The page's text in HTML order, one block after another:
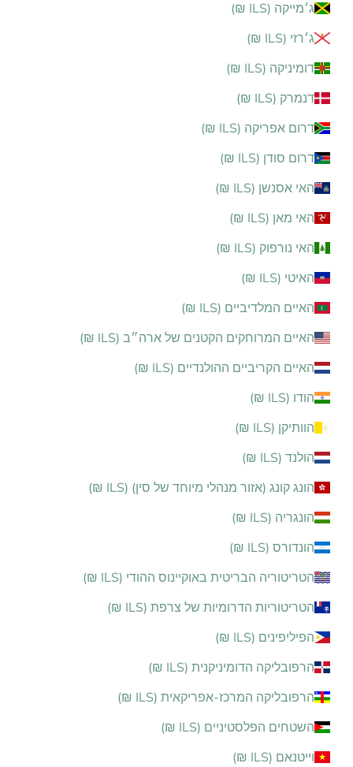
ג׳מייקה (ILS ₪)
ג׳רזי (ILS ₪)
דומיניקה (ILS ₪)
דנמרק (ILS ₪)
דרום אפריקה (ILS ₪)
דרום סודן (ILS ₪)
האי אסנשן (ILS ₪)
האי מאן (ILS ₪)
האי נורפוק (ILS ₪)
האיטי (ILS ₪)
האיים המלדיביים (ILS ₪)
האיים המרוחקים הקטנים של ארה״ב (ILS ₪)
האיים הקריביים ההולנדיים (ILS ₪)
הודו (ILS ₪)
הוותיקן (ILS ₪)
הולנד (ILS ₪)
הונג קונג (אזור מנהלי מיוחד של סין) (ILS ₪)
הונגריה (ILS ₪)
הונדורס (ILS ₪)
הטריטוריה הבריטית באוקיינוס ההודי (ILS ₪)
הטריטוריות הדרומיות של צרפת (ILS ₪)
הפיליפינים (ILS ₪)
הרפובליקה הדומיניקנית (ILS ₪)
הרפובליקה המרכז-אפריקאית (ILS ₪)
השטחים הפלסטיניים (ILS ₪)
וייטנאם (ILS ₪)